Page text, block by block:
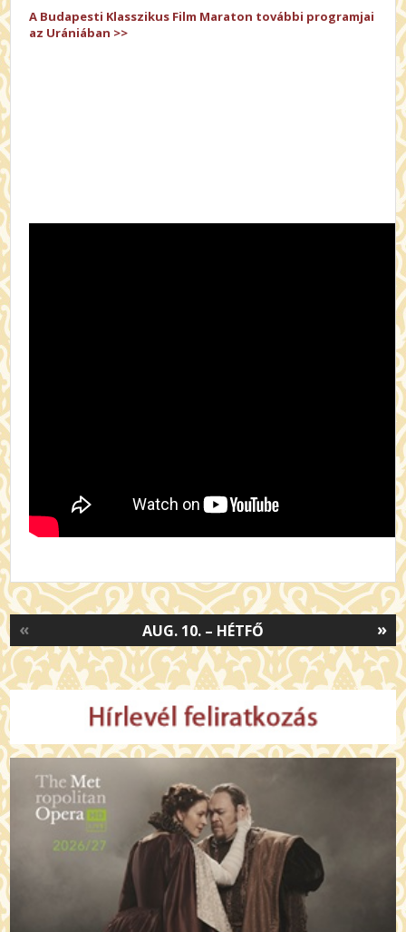
A Budapesti Klasszikus Film Maraton további programjai
az Urániában >>
»
AUG. 10. – HÉTFŐ
«